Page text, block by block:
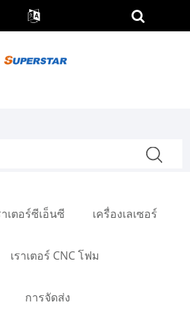
าเตอร์ซีเอ็นซี เครื่องเลเซอร์
เราเตอร์ CNC โฟม
การจัดส่ง